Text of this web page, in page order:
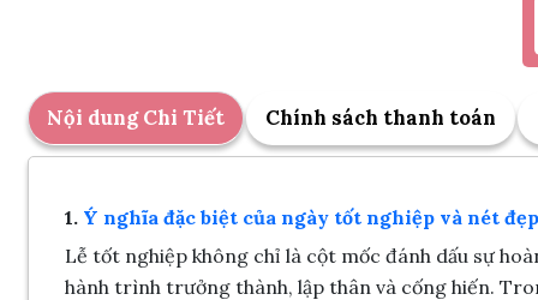
Nội dung Chi Tiết Chính sách thanh toán
1. Ý nghĩa đặc biệt của ngày tốt nghiệp và nét
Lễ tốt nghiệp không chỉ là cột mốc đánh dấu sự
hành trình trưởng thành, lập thân và cống hiến.